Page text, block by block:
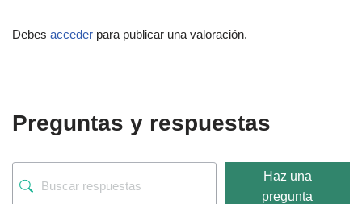
Debes acceder para publicar una valoración.
Preguntas y respuestas
Haz una
pregunta